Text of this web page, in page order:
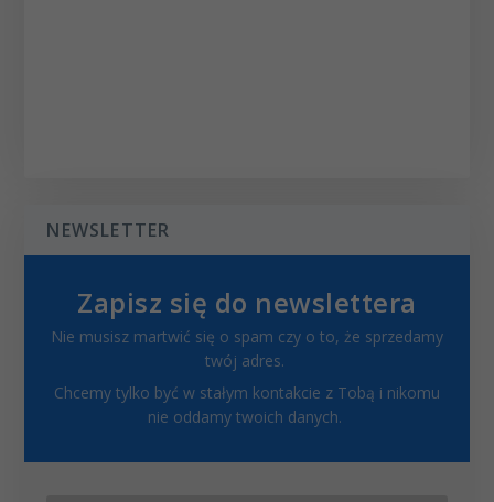
NEWSLETTER
Zapisz się do newslettera
Nie musisz martwić się o spam czy o to, że sprzedamy
twój adres.
Chcemy tylko być w stałym kontakcie z Tobą i nikomu
nie oddamy twoich danych.